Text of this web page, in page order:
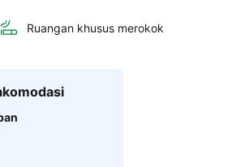
Ruangan khusus merokok